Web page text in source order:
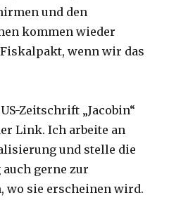
und den
kommen wieder
wenn wir das
Zeitschrift „Jacobin“
Link. Ich arbeite an
und stelle die
gerne zur
wo sie erscheinen wird.